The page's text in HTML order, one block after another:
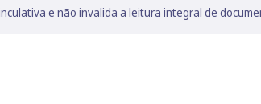
e não invalida a leitura integral de